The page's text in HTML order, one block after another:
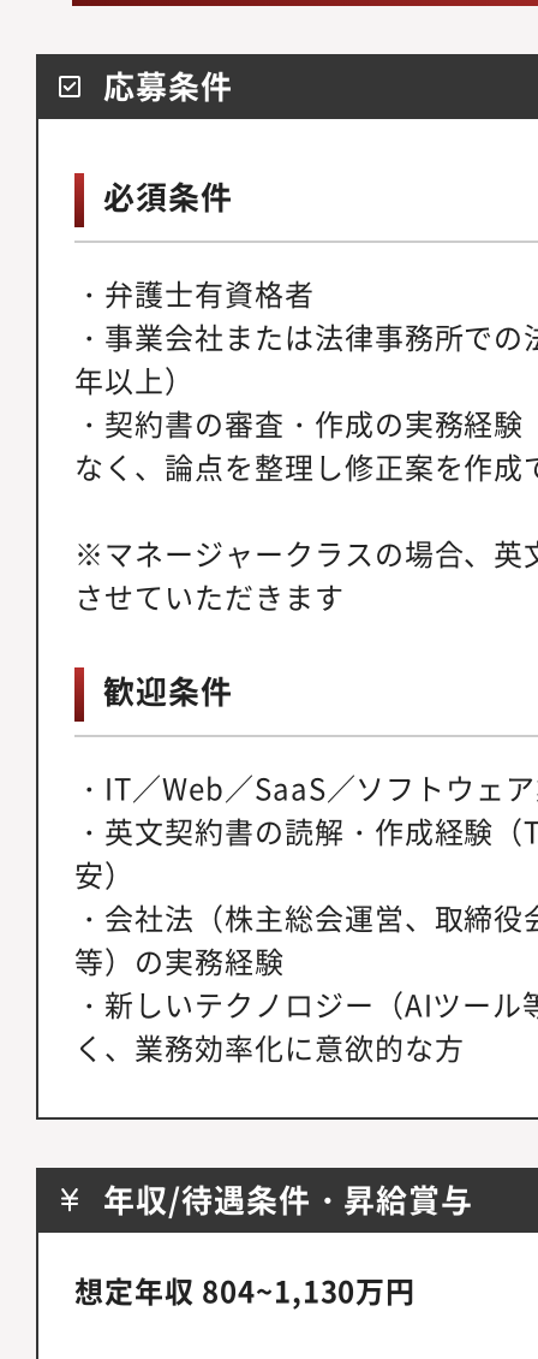
応募条件
必須条件
・弁護士有資格者
・事業会社または法律事務所で
年以上）
・契約書の審査・作成の実務経
なく、論点を整理し修正案を作成
※マネージャークラスの場合、英
させていただきます
歓迎条件
・IT／Web／SaaS／ソフトウェ
・英文契約書の読解・作成経験
安）
・会社法（株主総会運営、取締
等）の実務経験
・新しいテクノロジー（AIツー
く、業務効率化に意欲的な方
年収/待遇条件・昇給賞与
想定年収 804~1,130万円